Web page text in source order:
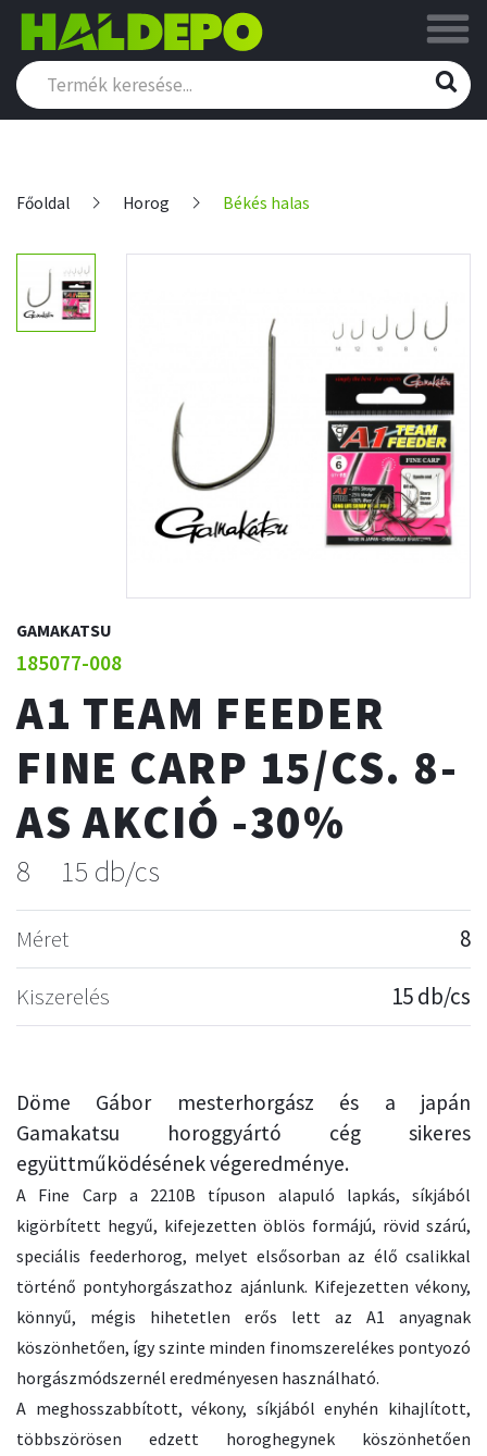
Főoldal Horog Békés halas
GAMAKATSU
185077-008
A1 TEAM FEEDER
FINE CARP 15/CS. 8-
AS AKCIÓ -30%
8 15 db/cs
Méret
8
Kiszerelés
15 db/cs
Döme Gábor mesterhorgász és a japán
Gamakatsu horoggyártó cég sikeres
együttműködésének végeredménye.
A Fine Carp a 2210B típuson alapuló lapkás, síkjából
kigörbített hegyű, kifejezetten öblös formájú, rövid szárú,
speciális feederhorog, melyet elsősorban az élő csalikkal
történő pontyhorgászathoz ajánlunk. Kifejezetten vékony,
könnyű, mégis hihetetlen erős lett az A1 anyagnak
köszönhetően, így szinte minden finomszerelékes pontyozó
horgászmódszernél eredményesen használható.
A meghosszabbított, vékony, síkjából enyhén kihajlított,
többszörösen edzett horoghegynek köszönhetően